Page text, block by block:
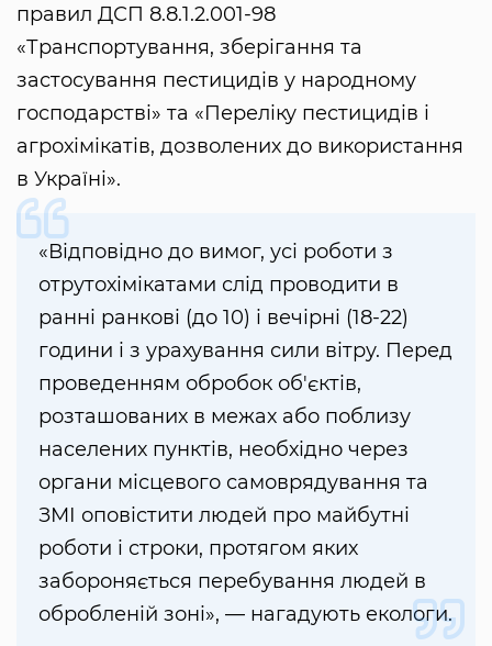
правил ДСП 8.8.1.2.001-98
«Транспортування, зберігання та
застосування пестицидів у народному
господарстві» та «Переліку пестицидів і
агрохімікатів, дозволених до використання
в Україні».
«Відповідно до вимог, усі роботи з
отрутохімікатами слід проводити в
ранні ранкові (до 10) і вечірні (18-22)
години і з урахування сили вітру. Перед
проведенням обробок об'єктів,
розташованих в межах або поблизу
населених пунктів, необхідно через
органи місцевого самоврядування та
ЗМІ оповістити людей про майбутні
роботи і строки, протягом яких
забороняється перебування людей в
обробленій зоні», — нагадують екологи.